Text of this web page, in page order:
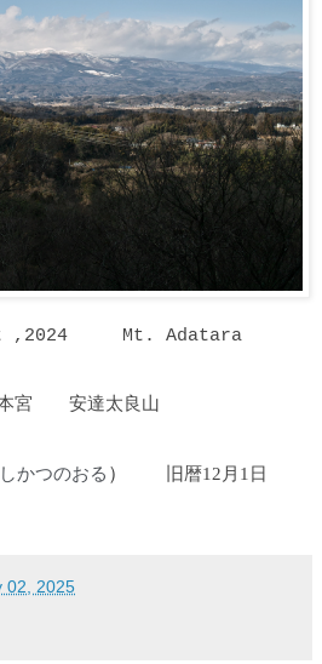
,2024 Mt. Adatara
本宮 安達太良山
かつのおる ） 旧暦12月1日
02, 2025